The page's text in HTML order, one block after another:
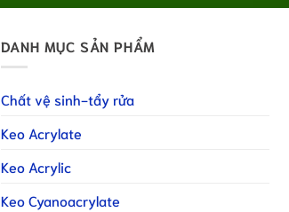
DANH MỤC SẢN PHẨM
Chất vệ sinh-tẩy rửa
Keo Acrylate
Keo Acrylic
Keo Cyanoacrylate